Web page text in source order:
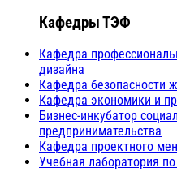
Кафедры ТЭФ
Кафедра
дизайна
Кафедра безопасности
Кафедра экономики и
Бизнес-инкубатор
предпринимательства
Кафедра проектного
Учебная лаборатория